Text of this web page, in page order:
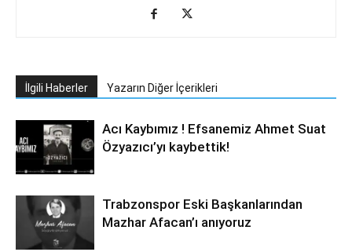
İlgili Haberler Yazarın Diğer İçerikleri
Acı Kaybımız ! Efsanemiz Ahmet Suat
Özyazıcı’yı kaybettik!
Trabzonspor Eski Başkanlarından
Mazhar Afacan’ı anıyoruz